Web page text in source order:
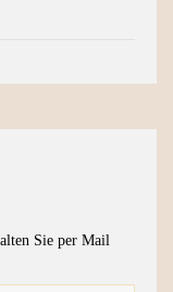
Sie per Mail